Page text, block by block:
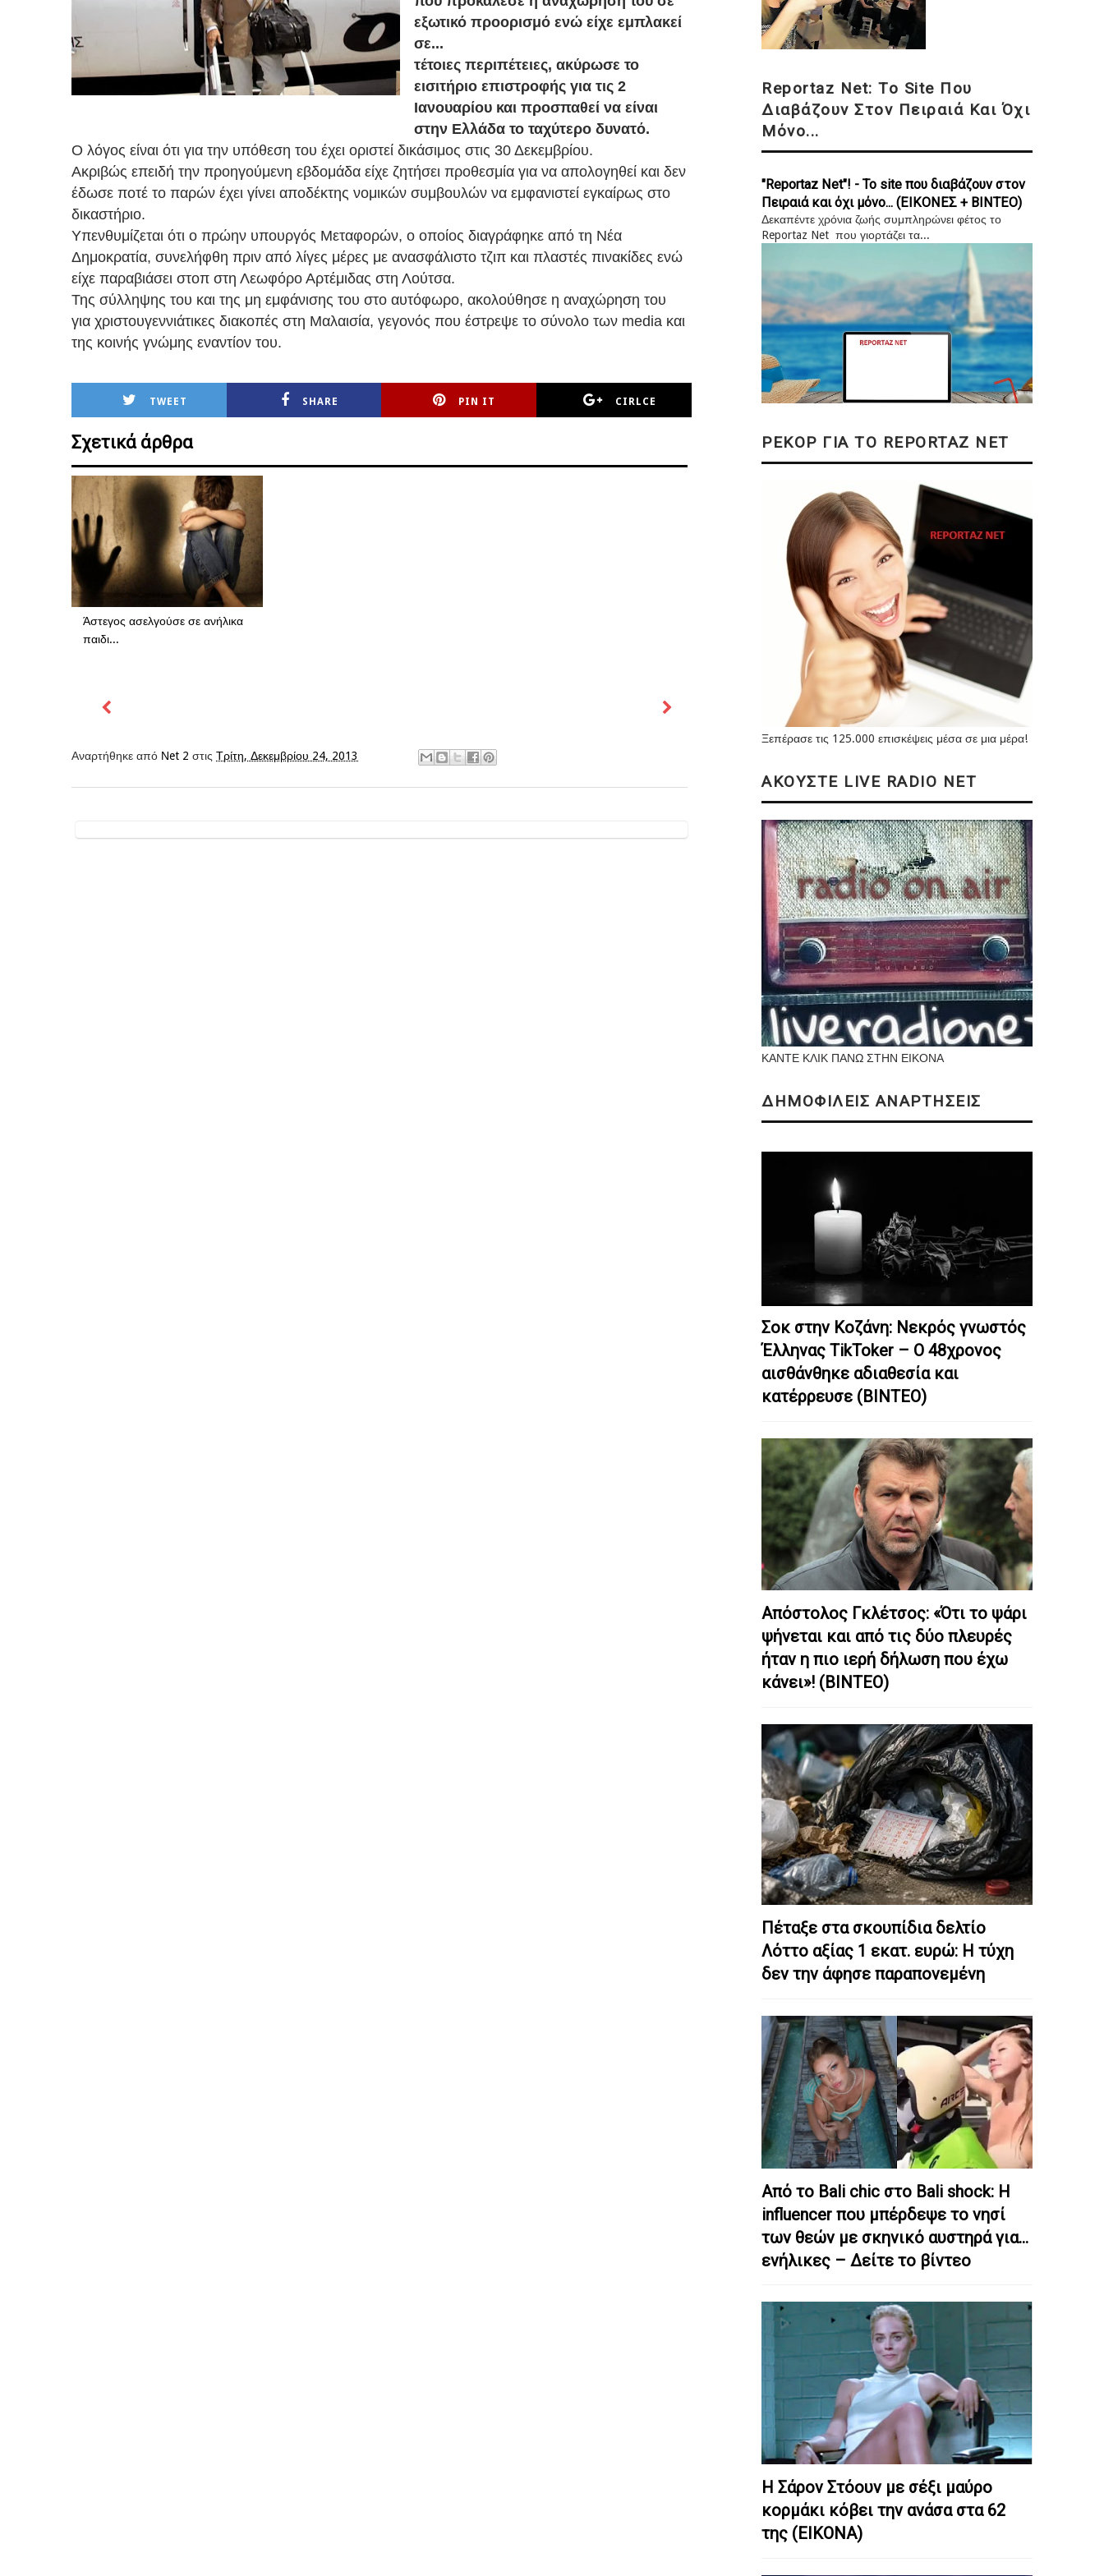
εξωτικό προορισμό ενώ είχε εμπλακεί
σε...
τέτοιες περιπέτειες, ακύρωσε το
εισιτήριο επιστροφής για τις 2
Ιανουαρίου και προσπαθεί να είναι
στην Ελλάδα το ταχύτερο δυνατό.
Ο λόγος είναι ότι για την υπόθεση του έχει οριστεί δικάσιμος στις 30 Δεκεμβρίου.
Ακριβώς επειδή την προηγούμενη εβδομάδα είχε ζητήσει προθεσμία για να απολογηθεί και δεν
έδωσε ποτέ το παρών έχει γίνει αποδέκτης νομικών συμβουλών να εμφανιστεί εγκαίρως στο
δικαστήριο.
Υπενθυμίζεται ότι ο πρώην υπουργός Μεταφορών, ο οποίος διαγράφηκε από τη Νέα
Δημοκρατία, συνελήφθη πριν από λίγες μέρες με ανασφάλιστο τζιπ και πλαστές πινακίδες ενώ
είχε παραβιάσει στοπ στη Λεωφόρο Αρτέμιδας στη Λούτσα.
Της σύλληψης του και της μη εμφάνισης του στο αυτόφωρο, ακολούθησε η αναχώρηση του
για χριστουγεννιάτικες διακοπές στη Μαλαισία, γεγονός που έστρεψε το σύνολο των media και
της κοινής γνώμης εναντίον του.
TWEET SHARE PIN IT CIRLCE
Σχετικά άρθρα
Άστεγος ασελγούσε σε ανήλικα
παιδι...
Αναρτήθηκε από Νet 2 στις Τρίτη, Δεκεμβρίου 24, 2013
Reportaz Net: Το Site Που
Διαβάζουν Στον Πειραιά Και Όχι
Μόνο...
"Reportaz Net"! - Το site που διαβάζουν στον
Πειραιά και όχι μόνο... (ΕΙΚΟΝΕΣ + ΒΙΝΤΕΟ)
Δεκαπέντε χρόνια ζωής συμπληρώνει φέτος το
Reportaz Net που γιορτάζει τα...
ΡΕΚΟΡ ΓΙΑ ΤΟ REPORTAZ NET
Ξεπέρασε τις 125.000 επισκέψεις μέσα σε μια μέρα!
ΑΚΟΥΣΤΕ LIVE RADIO NET
ΚΑΝΤΕ ΚΛΙΚ ΠΑΝΩ ΣΤΗΝ ΕΙΚΟΝΑ
ΔΗΜΟΦΙΛΕΙΣ ΑΝΑΡΤΗΣΕΙΣ
Σοκ στην Κοζάνη: Nεκρός γνωστός
Έλληνας TikToker – Ο 48χρονος
αισθάνθηκε αδιαθεσία και
κατέρρευσε (ΒΙΝΤΕΟ)
Απόστολος Γκλέτσος: «Ότι το ψάρι
ψήνεται και από τις δύο πλευρές
ήταν η πιο ιερή δήλωση που έχω
κάνει»! (ΒΙΝΤΕΟ)
Πέταξε στα σκουπίδια δελτίο
Λόττο αξίας 1 εκατ. ευρώ: Η τύχη
δεν την άφησε παραπονεμένη
Από το Bali chic στο Bali shock: Η
influencer που μπέρδεψε το νησί
των θεών με σκηνικό αυστηρά για…
ενήλικες – Δείτε το βίντεο
Η Σάρον Στόουν με σέξι μαύρο
κορμάκι κόβει την ανάσα στα 62
της (ΕΙΚΟΝΑ)